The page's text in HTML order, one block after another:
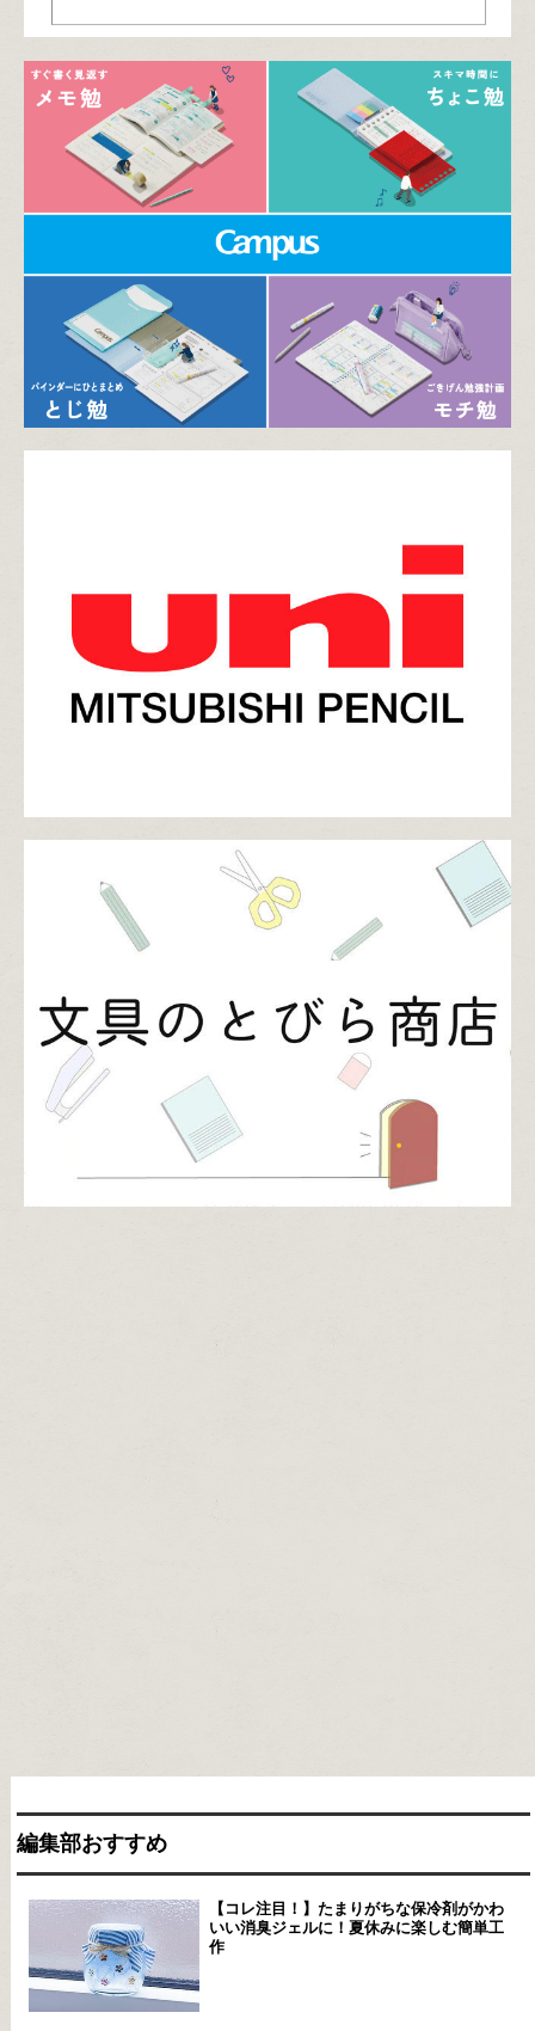
編集部おすすめ
【コレ注目！】たまりがちな保冷剤がかわ
いい消臭ジェルに！夏休みに楽しむ簡単工
作